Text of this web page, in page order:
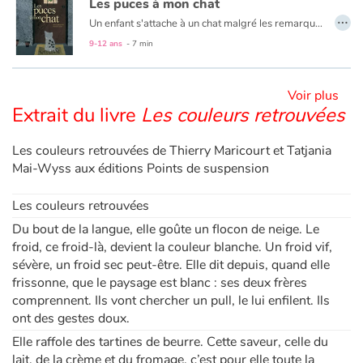
Blog
Par thématique
Rencontres et témoignages
Contes d'ici et d'ailleurs
Autour de la lecture
Apprendre à lire
Livre audio
Les puces à mon chat
Un enfant s'attache à un chat malgré les remarques de ses oncles qui le trouvent bizarre car il ne ronronne pas. Une histoire qui permet d'évoquer les préjugés, l'exclusion et la différence.
9-12 ans - 7 min
…
Voir plus
Extrait du livre Les couleurs retrouvées
Les couleurs retrouvées de Thierry Maricourt et Tatjania
Mai-Wyss aux éditions Points de suspension
Les couleurs retrouvées
Du bout de la langue, elle goûte un flocon de neige. Le
froid, ce froid-là, devient la couleur blanche. Un froid vif,
sévère, un froid sec peut-être. Elle dit depuis, quand elle
frissonne, que le paysage est blanc : ses deux frères
comprennent. Ils vont chercher un pull, le lui enfilent. Ils
ont des gestes doux.
Elle raffole des tartines de beurre. Cette saveur, celle du
lait, de la crème et du fromage, c’est pour elle toute la